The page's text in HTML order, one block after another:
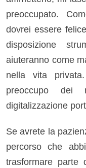
preoccupato.
dovrei essere
disposizione
aiuteranno come
nella vita
preoccupo dei
digitalizzazione
Se avrete la
percorso che
trasformare parte